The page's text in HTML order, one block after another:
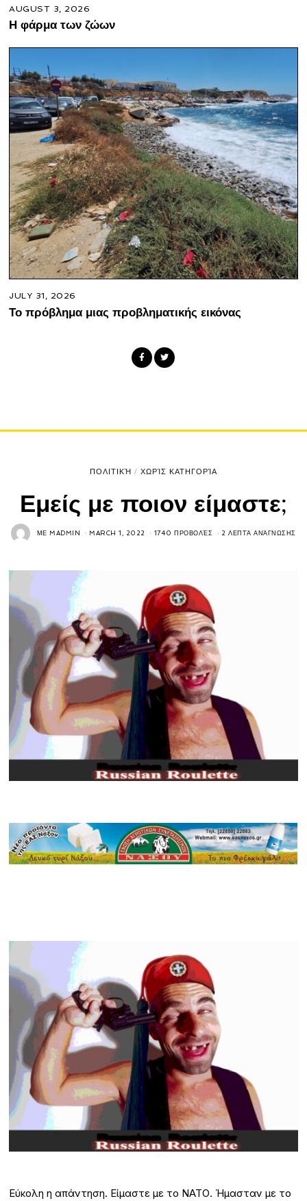
AUGUST 3, 2026
Η φάρμα των ζώων
JULY 31, 2026
Το πρόβλημα μιας προβληματικής εικόνας
ΠΟΛΙΤΙΚΉ / ΧΩΡΊΣ ΚΑΤΗΓΟΡΊΑ
Εμείς με ποιον είμαστε;
ΜΕMADMIN MARCH 1, 2022 1740 ΠΡΟΒΟΛΈΣ 2 ΛΕΠΤΆ ΑΝΆΓΝΩΣΗΣ
Εύκολη η απάντηση. Είμαστε με το ΝΑΤΟ. Ήμασταν με το